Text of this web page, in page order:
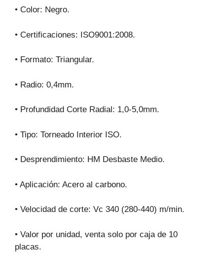
• Color: Negro.
• Certificaciones: ISO9001:2008.
• Formato: Triangular.
• Radio: 0,4mm.
• Profundidad Corte Radial: 1,0-5,0mm.
• Tipo: Torneado Interior ISO.
• Desprendimiento: HM Desbaste Medio.
• Aplicación: Acero al carbono.
• Velocidad de corte: Vc 340 (280-440) m/min.
• Valor por unidad, venta solo por caja de 10
placas.